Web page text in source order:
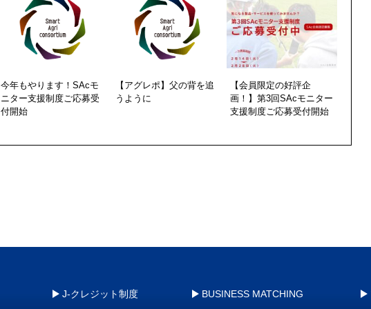
今年もやります！SAcモ
ニター支援制度ご応募受
付開始
【アグレポ】父の背を追
うように
【会員限定の好評企
画！】第3回SAcモニター
支援制度ご応募受付開始
J-クレジット制度
BUSINESS MATCHING